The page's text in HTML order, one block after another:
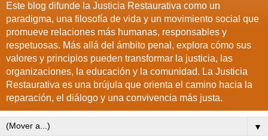
Este blog difunde la Justicia Restaurativa como un
paradigma, una filosofía de vida y un movimiento social que
promueve relaciones más humanas, responsables y
respetuosas. Más allá del ámbito penal, explora cómo sus
valores y principios pueden transformar la justicia, las
organizaciones, la educación y la comunidad. La Justicia
Restaurativa es una brújula que orienta el camino hacia la
reparación, el diálogo y una convivencia más justa.
▼